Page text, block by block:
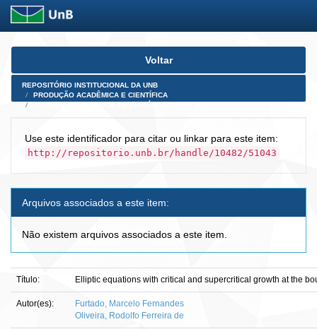
Skip
Voltar
REPOSITÓRIO INSTITUCIONAL DA UNB
PRODUÇÃO ACADÊMICA E CIENTÍFICA
Use este identificador para citar ou linkar para este item:
http://repositorio.unb.br/handle/10482/51043
Arquivos associados a este item:
Não existem arquivos associados a este item.
Título: Elliptic equations with critical and supercritical growth at the
Autor(es):
Furtado, Marcelo Fernandes
Oliveira, Rodolfo Ferreira de